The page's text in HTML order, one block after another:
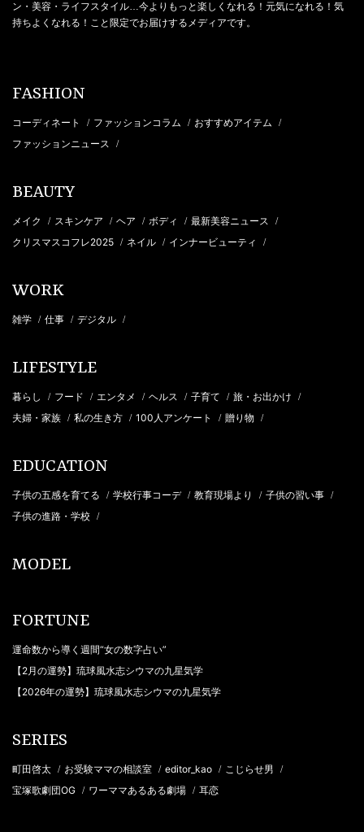
ン・美容・ライフスタイル…今よりもっと楽しくなれる！元気になれる！気
持ちよくなれる！こと限定でお届けするメディアです。
FASHION
コーディネート / ファッションコラム / おすすめアイテム /
ファッションニュース /
BEAUTY
メイク / スキンケア / ヘア / ボディ / 最新美容ニュース /
クリスマスコフレ2025 / ネイル / インナービューティ /
WORK
雑学 / 仕事 / デジタル /
LIFESTYLE
暮らし / フード / エンタメ / ヘルス / 子育て / 旅・お出かけ /
夫婦・家族 / 私の生き方 / 100人アンケート / 贈り物 /
EDUCATION
子供の五感を育てる / 学校行事コーデ / 教育現場より / 子供の習い事 /
子供の進路・学校 /
MODEL
FORTUNE
運命数から導く週間“女の数字占い”
【2月の運勢】琉球風水志シウマの九星気学
【2026年の運勢】琉球風水志シウマの九星気学
SERIES
町田啓太 / お受験ママの相談室 / editor_kao / こじらせ男 /
宝塚歌劇団OG / ワーママあるある劇場 / 耳恋